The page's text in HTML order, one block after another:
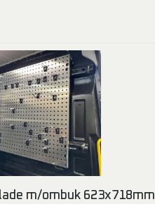
m/ombuk 623x718mm